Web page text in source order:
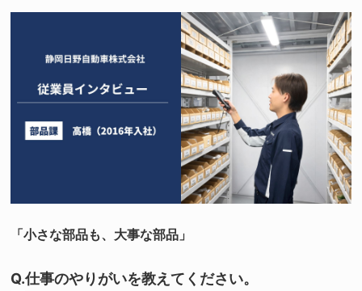
「小さな部品も、大事な部品」
Q.仕事のやりがいを教えてください。